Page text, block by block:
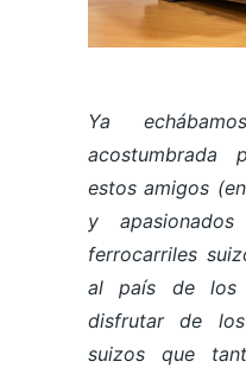
Ya
acostumbrada
estos amigos
y
ferrocarriles
al país de
disfrutar de
suizos que